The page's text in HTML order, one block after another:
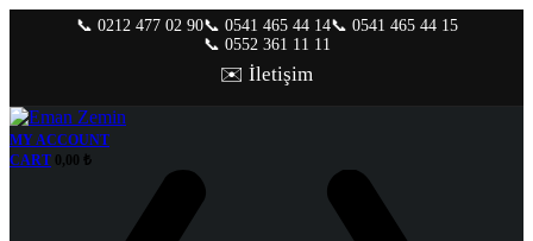
📞 0212 477 02 90📞 0541 465 44 14📞 0541 465 44 15
📞 0552 361 11 11
✉️ İletişim
MY ACCOUNT
CART
0,00 ₺